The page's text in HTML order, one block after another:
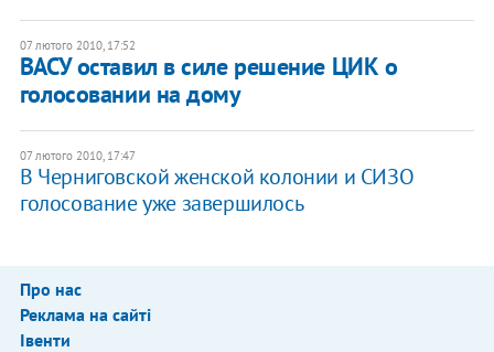
07 лютого 2010, 17:52
ВАСУ оставил в силе решение ЦИК о
голосовании на дому
07 лютого 2010, 17:47
В Черниговской женской колонии и СИЗО
голосование уже завершилось
Про нас
Реклама на сайті
Івенти